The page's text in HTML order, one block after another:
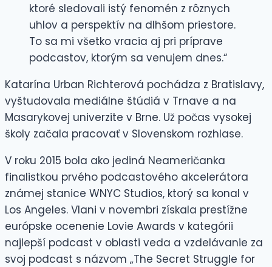
ktoré sledovali istý fenomén z rôznych
uhlov a perspektív na dlhšom priestore.
To sa mi všetko vracia aj pri príprave
podcastov, ktorým sa venujem dnes.“
Katarína Urban Richterová pochádza z Bratislavy,
vyštudovala mediálne štúdiá v Trnave a na
Masarykovej univerzite v Brne. Už počas vysokej
školy začala pracovať v Slovenskom rozhlase.
V roku 2015 bola ako jediná Neameričanka
finalistkou prvého podcastového akcelerátora
známej stanice WNYC Studios, ktorý sa konal v
Los Angeles. Vlani v novembri získala prestížne
európske ocenenie Lovie Awards v kategórii
najlepší podcast v oblasti veda a vzdelávanie za
svoj podcast s názvom „The Secret Struggle for